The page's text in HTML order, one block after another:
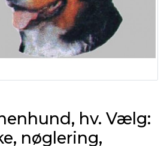
hv. Vælg:
nøglering,